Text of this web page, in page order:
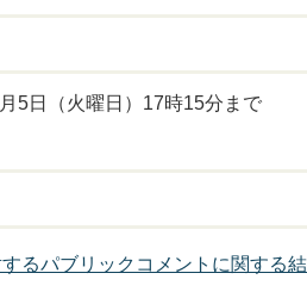
5日（火曜日）17時15分まで
るパブリックコメントに関する